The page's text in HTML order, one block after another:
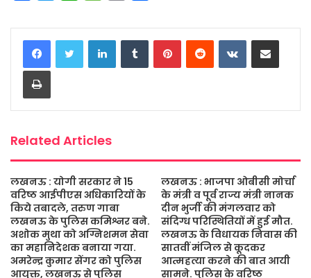
c
e
b
o
o
i
t
t
a
t
s
s
s
a
a
i
a
r
e
LinkedInTumblrPinterestReddit VKontakteShare via Email
Print
Related Articles
लखनऊ : योगी सरकार ने 15
वरिष्ठ आईपीएस अधिकारियों के
किये तबादले, तरुण गाबा
लखनऊ के पुलिस कमिश्नर बने.
अशोक मुथा को अग्निशमन सेवा
का महानिदेशक बनाया गया.
अमरेन्द्र कुमार सेंगर को पुलिस
आयुक्त, लखनऊ से पुलिस
लखनऊ : भाजपा ओबीसी मोर्चा
के मंत्री व पूर्व राज्य मंत्री नानक
दीन भुर्जी की मंगलवार को
संदिग्ध परिस्थितियों में हुई मौत.
लखनऊ के विधायक निवास की
सातवीं मंजिल से कूदकर
आत्महत्या करने की बात आयी
सामने. पुलिस के वरिष्ठ